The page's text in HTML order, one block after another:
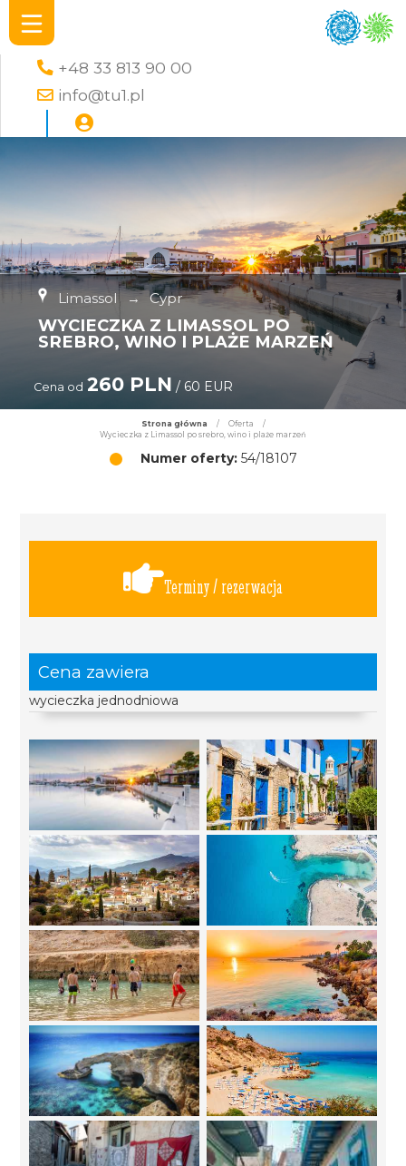
+48 33 813 90 00
info@tu1.pl
Limassol → Cypr
WYCIECZKA Z LIMASSOL PO
SREBRO, WINO I PLAŻE MARZEŃ
Cena od 260 PLN / 60 EUR
Strona główna / Oferta
/
Wycieczka z Limassol po srebro, wino i plaże marzeń
Numer oferty:54/18107
Terminy / rezerwacja
Cena zawiera
wycieczka jednodniowa